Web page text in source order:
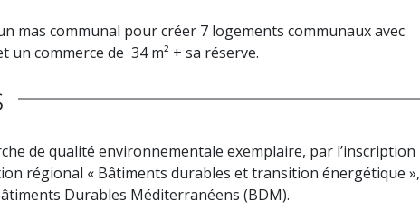
mas communal pour créer 7 logements communaux avec
un commerce de 34 m² + sa réserve.
de qualité environnementale exemplaire, par l’inscription
régional « Bâtiments durables et transition énergétique »,
Durables Méditerranéens (BDM).